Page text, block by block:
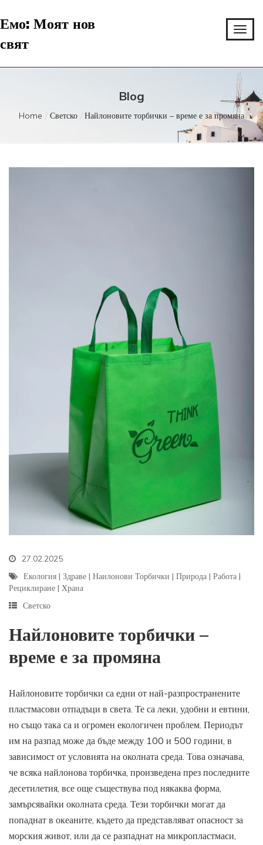
Емо: Моят нов
свят
Blog
Home Светско Найлоновите торбички – време е за промяна
27.02.2025
Екология | Здраве | Наилонови Торбички | Природа | Работа |
Рециклиране | Храна
Светско
Найлоновите торбички –
време е за промяна
Найлоновите торбички са едни от най-разпространените
пластмасови отпадъци в света. Те са леки, удобни и евтини,
но също така са и огромен екологичен проблем. Периодът
им на разпад може да бъде между 100 и 500 години, в
зависимост от условията на околната среда. Това означава,
че всяка найлонова торбичка, произведена през последните
десетилетия, все още съществува под някаква форма,
замърсявайки околната среда. Тези торбички могат да
попаднат в океаните, където да представляват опасност за
морския живот, или да се разпаднат на микропластмаси,